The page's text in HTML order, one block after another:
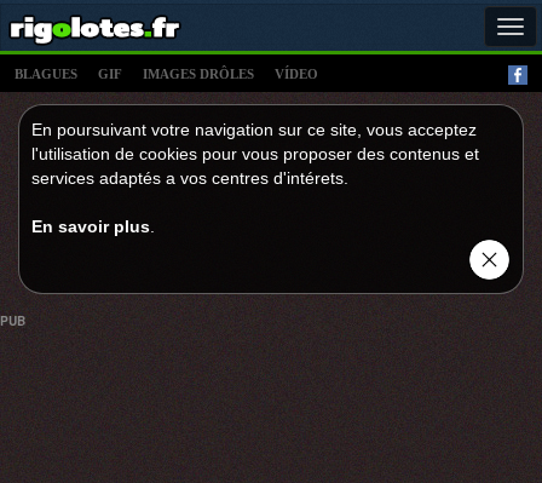
BLAGUES GIF IMAGES DRÔLES VÍDEO
En poursuivant votre navigation sur ce site, vous acceptez
l'utilisation de cookies pour vous proposer des contenus et
services adaptés a vos centres d'intérets.
En savoir plus
PUB